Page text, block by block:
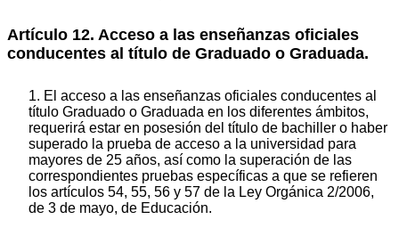
Artículo 12. Acceso a las enseñanzas oficiales
conducentes al título de Graduado o Graduada.
1. El acceso a las enseñanzas oficiales conducentes al
título Graduado o Graduada en los diferentes ámbitos,
requerirá estar en posesión del título de bachiller o haber
superado la prueba de acceso a la universidad para
mayores de 25 años, así como la superación de las
correspondientes pruebas específicas a que se refieren
los artículos 54, 55, 56 y 57 de la Ley Orgánica 2/2006,
de 3 de mayo, de Educación.